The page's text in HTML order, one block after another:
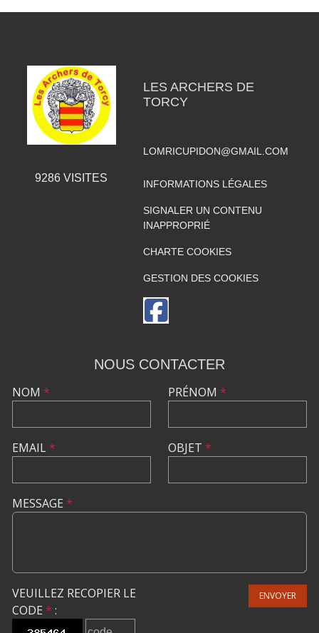
9286 VISITES
LES ARCHERS DE
TORCY
LOMRICUPIDON@GMAIL.COM
INFORMATIONS LÉGALES
SIGNALER UN CONTENU
INAPPROPRIÉ
CHARTE COOKIES
GESTION DES COOKIES
NOUS CONTACTER
NOM *
EMAIL*
PRÉNOM *
OBJET *
MESSAGE *
VEUILLEZ RECOPIER LE
CODE * :
ENVOYER